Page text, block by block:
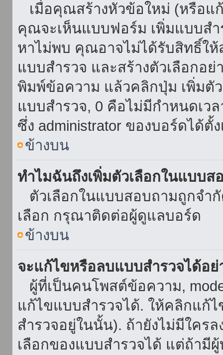
เมื่อคุณสร้างหัวข้อใหม่ (หรือ
คุณจะเห็นแบบฟอร์ม เพิ่มแบบส
หาไม่พบ คุณอาจไม่ได้รับสิทธิ์ใ
แบบสำรวจ และสร้างตัวเลือกอย่
พิมพ์ข้อความ แล้วคลิกปุ่ม เพิ่มตั
แบบสำรวจ, 0 คือไม่มีกำหนดเว
ซึ่ง administrator ของบอร์ดได้ตั้ง
ข้างบน
ทำไมฉันถึงเพิ่มตัวเลือกในแบบส
ตัวเลือกในแบบสอบถามถูกจำ
เลือก กรุณาติดต่อผู้ดูแลบอร์ด
ข้างบน
จะแก้ไขหรือลบแบบสำรวจได้อย่
ผู้ที่เป็นคนโพสต์ข้อความ,
แก้ไขแบบสำรวจได้. ให้คลิกแก้
สำรวจอยู่ในนั้น). ถ้ายังไม่มีใค
เลือกของแบบสำรวจได้ แต่ถ้ามี